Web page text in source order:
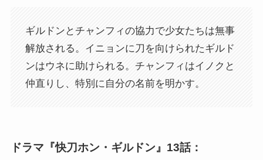
ギルドンとチャンフィの協力で少女たちは無事
解放される。イニョンに刀を向けられたギルド
ンはウネに助けられる。チャンフィはイノクと
仲直りし、特別に自分の名前を明かす。
ドラマ『快刀ホン・ギルドン』13話：